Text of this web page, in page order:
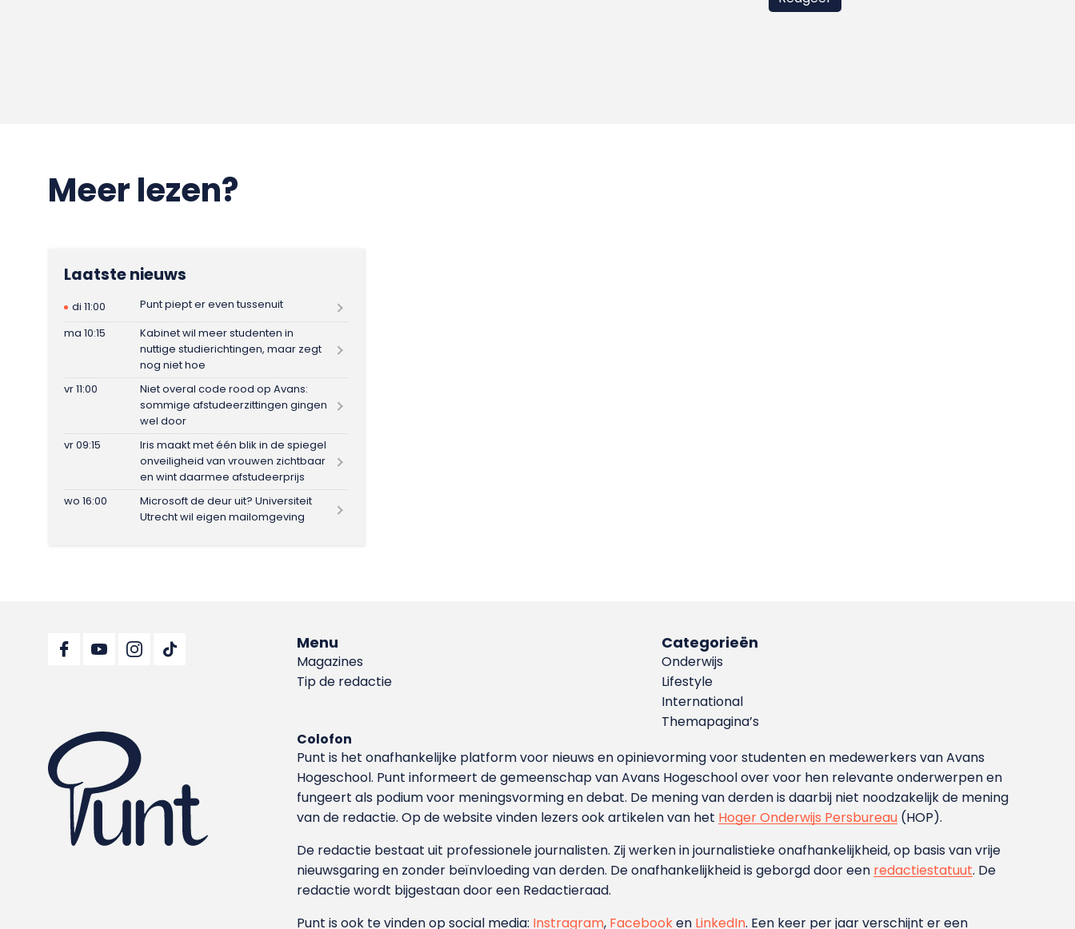
Meer lezen?
Laatste nieuws
di 11:00
Punt piept er even tussenuit
ma 10:15
Kabinet wil meer studenten in
nuttige studierichtingen, maar zegt
nog niet hoe
vr 11:00
Niet overal code rood op Avans:
sommige afstudeerzittingen gingen
wel door
vr 09:15
Iris maakt met één blik in de spiegel
onveiligheid van vrouwen zichtbaar
en wint daarmee afstudeerprijs
wo 16:00
Microsoft de deur uit? Universiteit
Utrecht wil eigen mailomgeving
Menu
Magazines
Tip de redactie
Categorieën
Onderwijs
Lifestyle
International
Themapagina’s
Colofon
Punt is het onafhankelijke platform voor nieuws en opinievorming voor studenten en medewerkers van Avans
Hoge­school. Punt informeert de gemeenschap van Avans Hogeschool over voor hen relevante onderwerpen en
fungeert als podium voor meningsvorming en debat. De mening van derden is daarbij niet noodzakelijk de mening
van de redactie. Op de website vinden lezers ook artikelen van het Hoger Onderwijs Persbureau (HOP).
De redactie bestaat uit professionele journalisten. Zij werken in journalistieke onafhankelijkheid, op basis van vrije
nieuwsgaring en zonder beïnvloeding van derden. De onafhankelijkheid is geborgd door een redactiestatuut. De
redactie wordt bijgestaan door een Redactieraad.
Punt is ook te vinden op social media: Instragram, Facebooken LinkedIn. Een keer per jaar verschijnt er een